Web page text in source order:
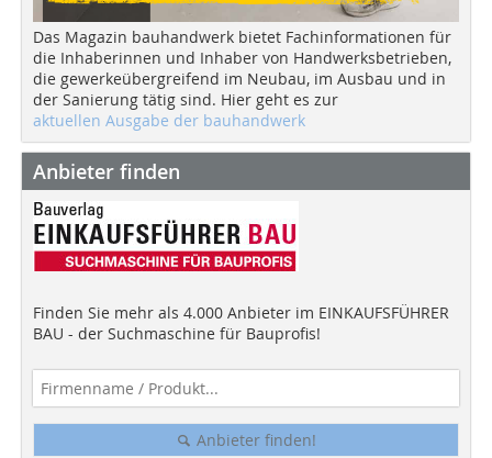
Das Magazin bauhandwerk bietet Fachinformationen für
die Inhaberinnen und Inhaber von Handwerksbetrieben,
die gewerkeübergreifend im Neubau, im Ausbau und in
der Sanierung tätig sind. Hier geht es zur
aktuellen Ausgabe der bauhandwerk
Anbieter finden
Finden Sie mehr als 4.000 Anbieter im EINKAUFSFÜHRER
BAU - der Suchmaschine für Bauprofis!
Anbieter finden!